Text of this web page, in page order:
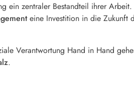
ein zentraler Bestandteil ihrer Arbeit.
eine Investition in die Zukunft
Verantwortung Hand in Hand
.